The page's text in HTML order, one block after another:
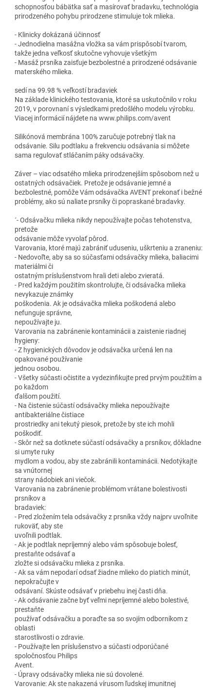
schopnosťou bábätka sať a masírovať bradavku, technológia
prirodzeného pohybu prirodzene stimuluje tok mlieka.
- Klinicky dokázaná účinnosť
- Jednodielna masážna vložka sa vám prispôsobí tvarom,
takže jedna veľkosť skutočne vyhovuje všetkým
- Masáž prsníka zaisťuje bezbolestné a prirodzené odsávanie
materského mlieka.
sedí na 99.98 % veľkostí bradaviek
Na základe klinického testovania, ktoré sa uskutočnilo v roku
2019, v porovnaní s výsledkami predošlého modelu výrobku.
Viacej informácií nájdete na www.philips.com/avent
Silikónová membrána 100% zaručuje potrebný tlak na
odsávanie. Silu podtlaku a frekvenciu odsávania si môžete
sama regulovať stláčaním páky odsávačky.
Záver – viac odsatého mlieka prirodzenejším spôsobom než u
ostatných odsávačiek. Pretože je odsávanie jemné a
bezbolestné, pomôže Vám odsávačka AVENT prekonať i bežné
problémy, ako sú naliate prsníky či popraskané bradavky.
´- Odsávačku mlieka nikdy nepoužívajte počas tehotenstva,
pretože
odsávanie môže vyvolať pôrod.
Varovania, ktoré majú zabrániť uduseniu, uškrteniu a zraneniu:
- Nedovoľte, aby sa so súčasťami odsávačky mlieka, baliacimi
materiálmi či
ostatným príslušenstvom hrali deti alebo zvieratá.
- Pred každým použitím skontrolujte, či odsávačka mlieka
nevykazuje známky
poškodenia. Ak je odsávačka mlieka poškodená alebo
nefunguje správne,
nepoužívajte ju.
Varovania na zabránenie kontaminácii a zaistenie riadnej
hygieny:
- Z hygienických dôvodov je odsávačka určená len na
opakované používanie
jednou osobou.
- Všetky súčasti očistite a vydezinfikujte pred prvým použitím a
po každom
ďalšom použití.
- Na čistenie súčastí odsávačky mlieka nepoužívajte
antibakteriálne čistiace
prostriedky ani tekutý piesok, pretože by ste ich mohli
poškodiť.
- Skôr než sa dotknete súčastí odsávačky a prsníkov, dôkladne
si umyte ruky
mydlom a vodou, aby ste zabránili kontaminácii. Nedotýkajte
sa vnútornej
strany nádobiek ani viečok.
Varovania na zabránenie problémom vrátane bolestivosti
prsníkov a
bradaviek:
- Pred zložením tela odsávačky z prsníka vždy najprv uvoľnite
rukoväť, aby ste
uvoľnili podtlak.
- Ak je podtlak nepríjemný alebo vám spôsobuje bolesť,
prestaňte odsávať a
zložte si odsávačku mlieka z prsníka.
- Ak sa vám nepodarí odsať žiadne mlieko do piatich minút,
nepokračujte v
odsávaní. Skúste odsávať v priebehu inej časti dňa.
- Ak odsávanie začne byť veľmi nepríjemné alebo bolestivé,
prestaňte
používať odsávačku a poraďte sa so svojím odborníkom z
oblasti
starostlivosti o zdravie.
- Používajte len príslušenstvo a súčasti odporúčané
spoločnosťou Philips
Avent.
- Úpravy odsávačky mlieka nie sú dovolené.
Varovanie: Ak ste nakazená vírusom ľudskej imunitnej